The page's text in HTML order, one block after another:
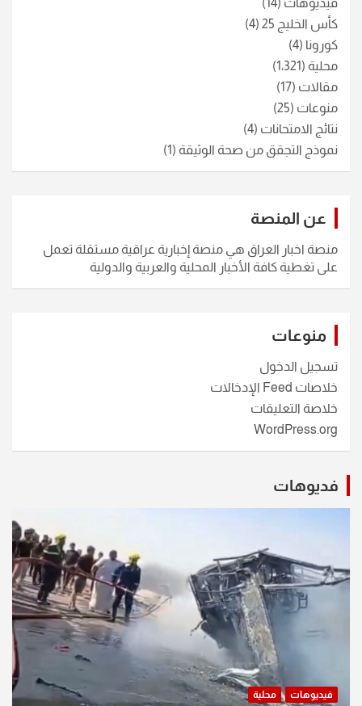
فيديوهات (14)
كأس الخليج 25
(4)
كورونا (4)
محلية (1٬321)
مقالات (17)
منوعات (25)
نتائج الامتحانات (4)
نموذج التجقق من صحة الوثيقة (1)
عن المنصة
منصة اخبار العراق هي منصة إخبارية عراقية مستقلة تعمل
على تغطية كافة الأخبار المحلية والعربية والدولية
منوعات
تسجيل الدخول
خلاصات Feed الإدخالات
خلاصة التعليقات
WordPress.org
فديوهات
فيديوهات محلية